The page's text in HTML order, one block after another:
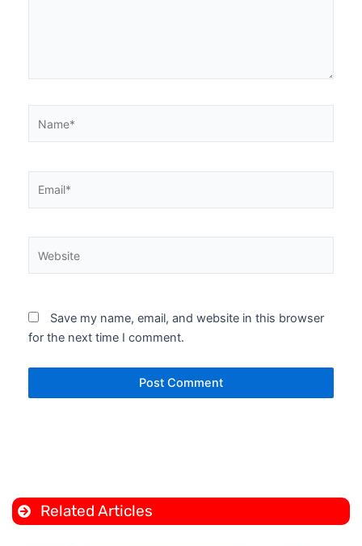
Save my name, email, and website in this browser
for the next time I comment.
Related Articles